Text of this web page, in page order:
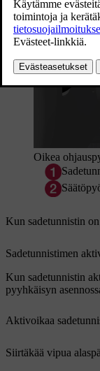
Oikea
Kun sadetunnistin
Sadetunnistimen
Kun sadetunnistin
pyyhkäisyn
Aktivoikaa
Siirtäkää vipua